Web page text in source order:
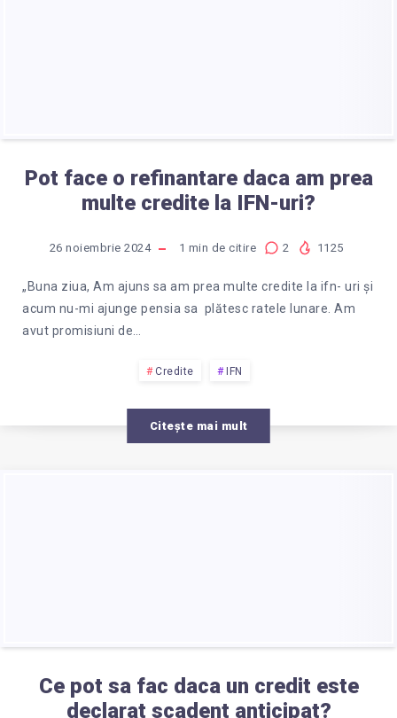
Pot face o refinantare daca am prea
multe credite la IFN-uri?
26 noiembrie 2024 1 min de citire 2 1125
„Buna ziua, Am ajuns sa am prea multe credite la ifn- uri și
acum nu-mi ajunge pensia sa plătesc ratele lunare. Am
avut promisiuni de…
Credite IFN
Citește mai mult
Ce pot sa fac daca un credit este
declarat scadent anticipat?